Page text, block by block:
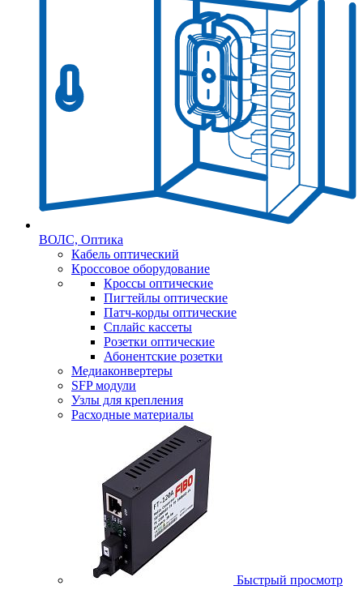
ВОЛС, Оптика
Кабель оптический
Кроссовое оборудование
Кроссы оптические
Пигтейлы оптические
Патч-корды оптические
Сплайс кассеты
Розетки оптические
Абонентские розетки
Медиаконвертеры
SFP модули
Узлы для крепления
Расходные материалы
Быстрый просмотр